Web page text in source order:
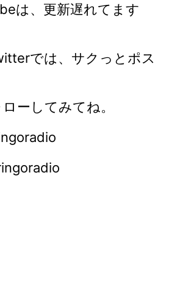
は、更新遅れてます
では、サクっとポス
ーしてみてね。